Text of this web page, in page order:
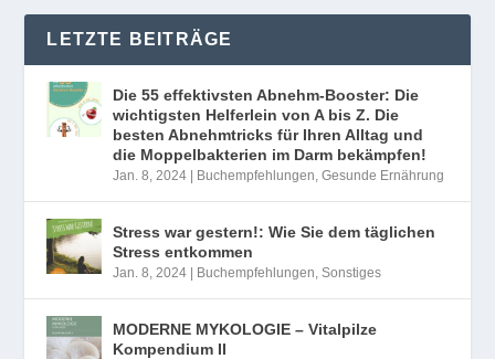
LETZTE BEITRÄGE
Die 55 effektivsten Abnehm-Booster: Die
wichtigsten Helferlein von A bis Z. Die
besten Abnehmtricks für Ihren Alltag und
die Moppelbakterien im Darm bekämpfen!
Jan. 8, 2024 | Buchempfehlungen,Gesunde Ernährung
Stress war gestern!: Wie Sie dem täglichen
Stress entkommen
Jan. 8, 2024 | Buchempfehlungen,Sonstiges
MODERNE MYKOLOGIE – Vitalpilze
Kompendium II